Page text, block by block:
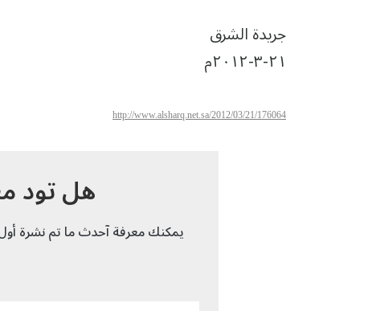
جريدة الشرق
٢١-٣-٢٠١٢م
http://www.alsharq.net.sa/2012/03/21/176064
هل تود
يمكنك معرفة آحدث ما تم نشرة